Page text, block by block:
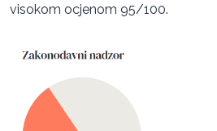
visokom ocjenom 95/100.